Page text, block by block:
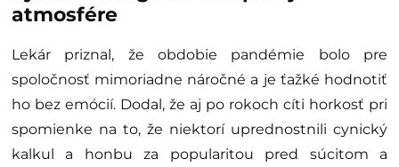
atmosfére
Lekár priznal, že obdobie pandémie bolo pre
spoločnosť mimoriadne náročné a je ťažké hodnotiť
ho bez emócií. Dodal, že aj po rokoch cíti horkosť pri
spomienke na to, že niektorí uprednostnili cynický
kalkul a honbu za popularitou pred súcitom a